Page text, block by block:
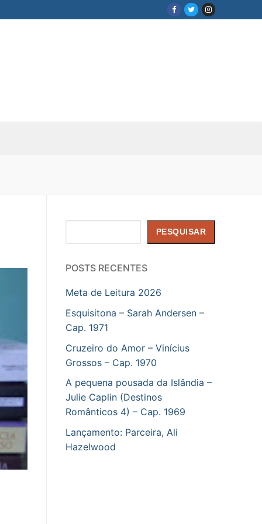
PESQUISAR
POSTS RECENTES
Meta de Leitura 2026
Esquisitona – Sarah Andersen –
Cap. 1971
Cruzeiro do Amor – Vinícius
Grossos – Cap. 1970
A pequena pousada da Islândia –
Julie Caplin (Destinos
Românticos 4) – Cap. 1969
Lançamento: Parceira, Ali
Hazelwood